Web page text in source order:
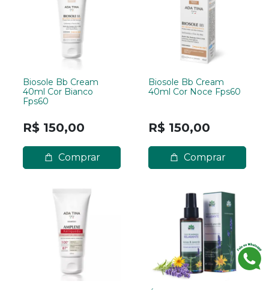
Biosole Bb Cream
40ml Cor Bianco
Fps60
R$ 150,00
Comprar
Biosole Bb Cream
40ml Cor Noce Fps60
R$ 150,00
Comprar